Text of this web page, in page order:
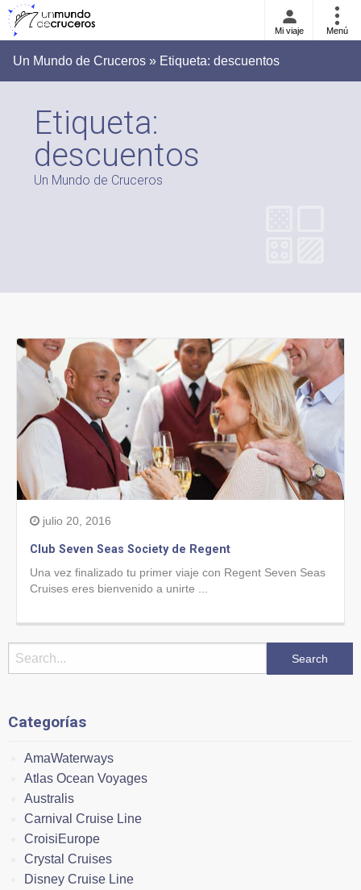
Mi viaje Menú
Un Mundo de Cruceros » Etiqueta: descuentos
Etiqueta:
descuentos
Un Mundo de Cruceros
julio 20, 2016
Club Seven Seas Society de Regent
Una vez finalizado tu primer viaje con Regent Seven Seas
Cruises eres bienvenido a unirte ...
Categorías
AmaWaterways
Atlas Ocean Voyages
Australis
Carnival Cruise Line
CroisiEurope
Crystal Cruises
Disney Cruise Line